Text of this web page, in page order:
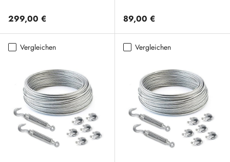
Normaler Preis
299,00 € Normaler Preis
89,00 €
Vergleichen Vergleichen